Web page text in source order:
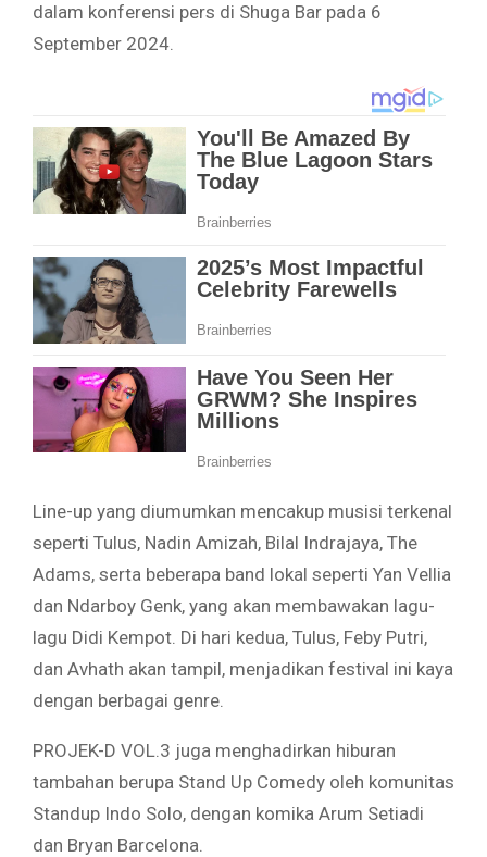
dalam konferensi pers di Shuga Bar pada 6
September 2024.
Line-up yang diumumkan mencakup musisi terkenal
seperti Tulus, Nadin Amizah, Bilal Indrajaya, The
Adams, serta beberapa band lokal seperti Yan Vellia
dan Ndarboy Genk, yang akan membawakan lagu-
lagu Didi Kempot. Di hari kedua, Tulus, Feby Putri,
dan Avhath akan tampil, menjadikan festival ini kaya
dengan berbagai genre.
PROJEK-D VOL.3 juga menghadirkan hiburan
tambahan berupa Stand Up Comedy oleh komunitas
Standup Indo Solo, dengan komika Arum Setiadi
dan Bryan Barcelona.